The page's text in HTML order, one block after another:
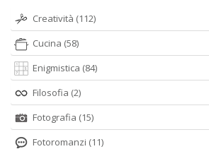
Creatività (112)
Cucina (58)
Enigmistica (84)
Filosofia (2)
Fotografia (15)
Fotoromanzi (11)